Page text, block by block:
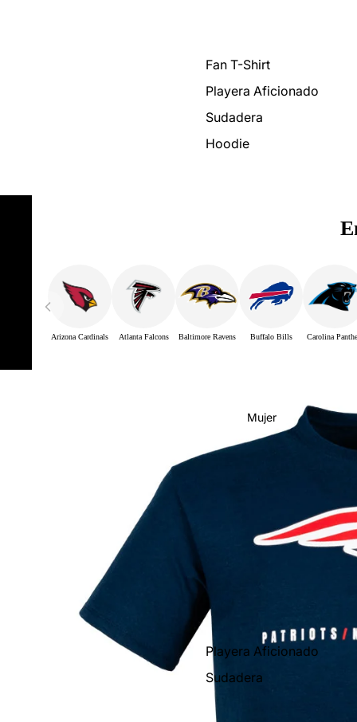
Fan T-Shirt
Playera Aficionado
Sudadera
Hoodie
Mujer
Playera Aficionado
Sudadera
Arizona Cardinals Atlanta Falcons Baltimore Ravens Buffalo Bills Carolina